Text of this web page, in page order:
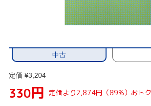
中古
定価 ¥3,204
330円 定価より2,874円（89%）おトク